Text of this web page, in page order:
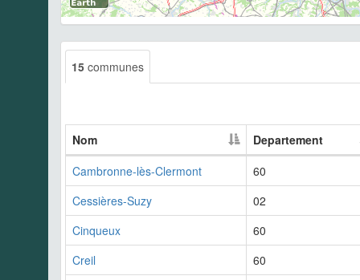
15 communes
Nom
Departement
Cambronne-lès-Clermont
60
Cessières-Suzy
02
Cinqueux
60
Creil
60